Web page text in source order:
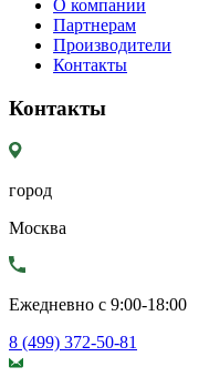
О компании
Партнерам
Производители
Контакты
Контакты
город
Москва
Ежедневно с 9:00-18:00
8 (499) 372-50-81